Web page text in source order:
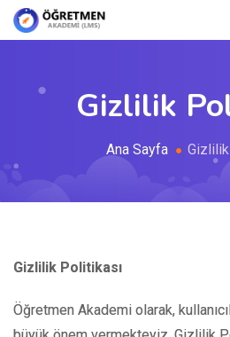
Gizlilik
Ana Sayfa
Gizlilik Politikası
Öğretmen Akademi olarak,